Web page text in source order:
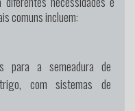
comuns incluem:
para a semeadura de
com sistemas de